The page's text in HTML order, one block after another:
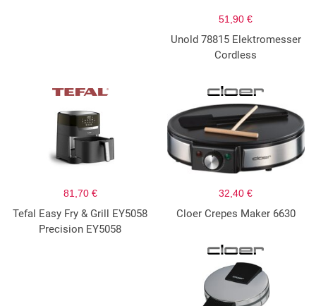
51,90 €
Unold 78815 Elektromesser
Cordless
81,70 €
Tefal Easy Fry & Grill EY5058
Precision EY5058
32,40 €
Cloer Crepes Maker 6630